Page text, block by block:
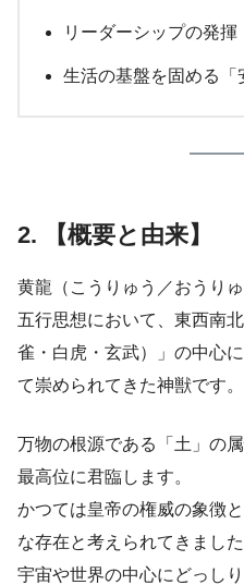
リーダーシップの発揮
生活の基盤を固める「
2. 【概要と由来】
黄龍（こうりゅう／おうり
五行思想において、東西南
雀・白虎・玄武）」の中心
て崇められてきた神獣です。
万物の根源である「土」の
最高位に君臨します。
かつては皇帝の権威の象徴
な存在と考えられてきました
宇宙や世界の中心にどっし